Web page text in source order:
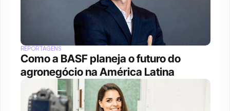
REPORTAGENS
Como a BASF planeja o futuro do
agronegócio na América Latina